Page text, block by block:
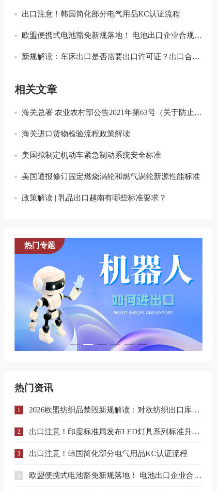
出口注意！韩国简化部分电气用品KC认证流程
欧盟便携式电池豁免新规落地！ 电池出口企业合规要点解读
新规解读：车床出口是否需要出口许可证？出口合规注意事项
相关文章
海关总署 农业农村部公告2021年第63号（关于防止多米尼加非洲猪瘟传入我国的公告）
海关进口货物检验流程政策解读
美国拟制定机动车紧急制动系统安全标准
美国通报修订固定燃烧涡轮和燃气涡轮新源性能标准
政策解读 | 乳品出口越南有哪些标准要求？
热门专题
热门资讯
1 2026欧盟纺织品禁毁新规解读：对欧纺织出口库存合规与溯源指南
2 出口注意！印度标准局发布LED灯具系列标准升级实施指南
3 出口注意！韩国简化部分电气用品KC认证流程
4 欧盟便携式电池豁免新规落地！ 电池出口企业合规要点解读